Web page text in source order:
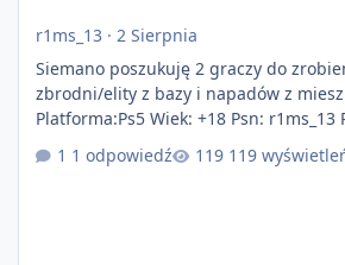
r1ms_13 · 2 Sierpnia
Siemano poszukuję 2 graczy do
zbrodni/elity z bazy i napadów z
Platforma:Ps5 Wiek: +18 Psn: r1ms_13
1 odpowiedź
119